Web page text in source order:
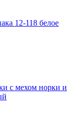
12-118 белое
с мехом норки и